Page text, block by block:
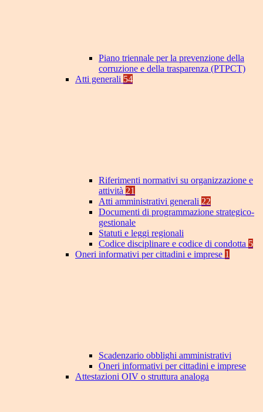
Piano triennale per la prevenzione della
corruzione e della trasparenza (PTPCT)
Atti generali 54
Riferimenti normativi su organizzazione e
attività 21
Atti amministrativi generali 22
Documenti di programmazione strategico-
gestionale
Statuti e leggi regionali
Codice disciplinare e codice di condotta 5
Oneri informativi per cittadini e imprese 1
Scadenzario obblighi amministrativi
Oneri informativi per cittadini e imprese
Attestazioni OIV o struttura analoga